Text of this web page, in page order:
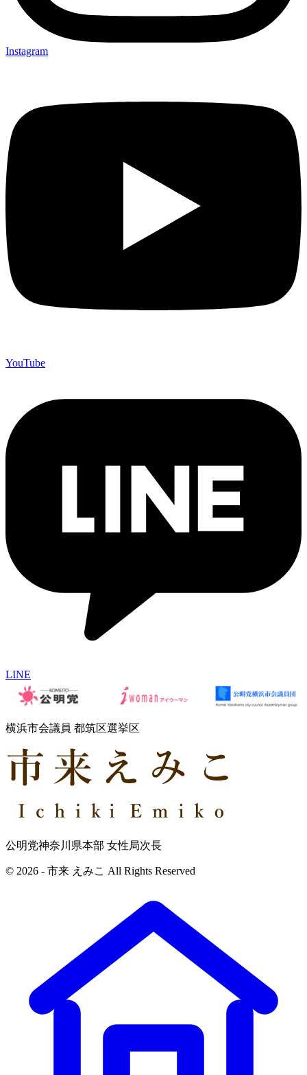
Instagram
YouTube
LINE
横浜市会議員 都筑区選挙区
公明党神奈川県本部 女性局次長
© 2026 - 市来 えみこ All Rights Reserved